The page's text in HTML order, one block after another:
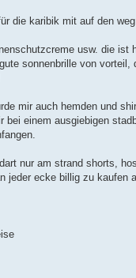
die karibik mit auf den
usw. die ist
sonnenbrille von vorteil,
mir auch hemden und
bei einem ausgiebigen
nur am strand shorts,
jeder ecke billig zu kaufen